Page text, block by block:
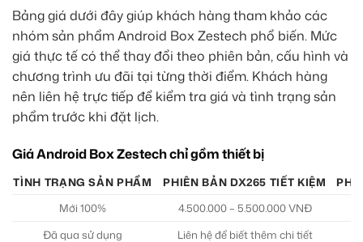
Bảng giá dưới đây giúp khách hàng tham khảo các
nhóm sản phẩm Android Box Zestech phổ biến. Mức
giá thực tế có thể thay đổi theo phiên bản, cấu hình và
chương trình ưu đãi tại từng thời điểm. Khách hàng
nên liên hệ trực tiếp để kiểm tra giá và tình trạng sản
phẩm trước khi đặt lịch.
Giá Android Box Zestech chỉ gồm thiết bị
TÌNH TRẠNG SẢN PHẨM PHIÊN BẢN DX265 TIẾT KIỆM
Mới 100%
4.500.000 – 5.500.000 VNĐ
Đã qua sử dụng
Liên hệ để biết thêm chi tiết